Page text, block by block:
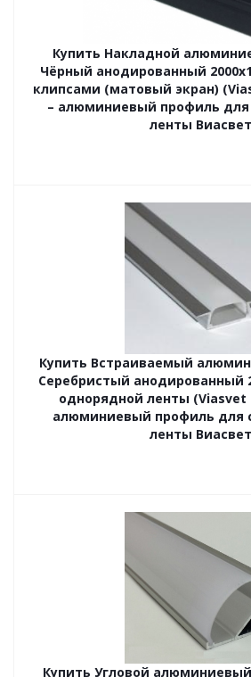
Купить Накладной
Чёрный анодированный
клипсами (матовый экран)
– алюминиевый профиль
ленты Виасвет
Купить Встраиваемый
Серебристый анодированный
однорядной ленты (Viasvet
алюминиевый профиль для
ленты Виасвет
Купить Угловой